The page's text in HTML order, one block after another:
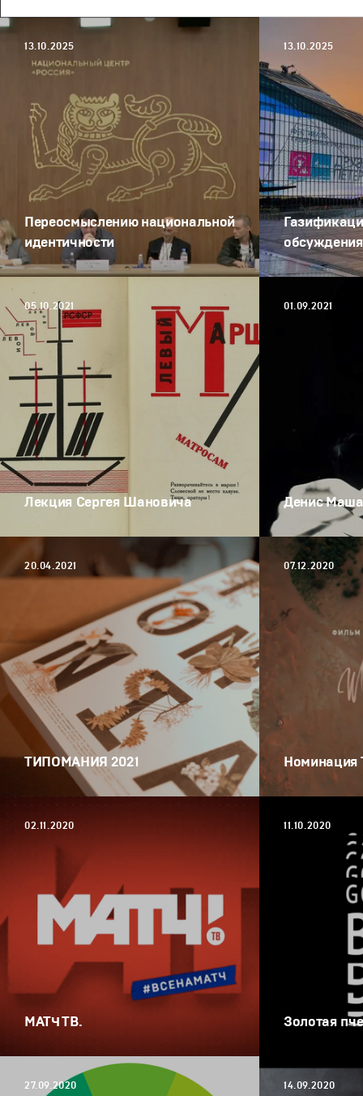
13.10.2025
Переосмыслению национальной
идентичности
13.10.2025
05.10.2021
Лекция Сергея Шановича
01.09.2021
Денис
20.04.2021
ТИПОМАНИЯ 2021
07.12.2020
Номинация
02.11.2020
МАТЧ ТВ.
11.10.2020
Золотая
27.09.2020 14.09.2020